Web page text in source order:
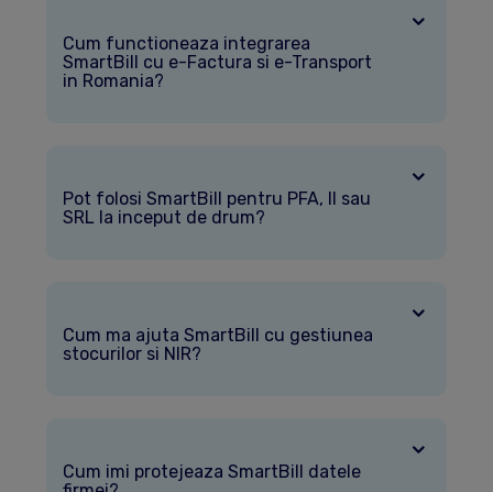
Cum functioneaza integrarea
SmartBill cu e-Factura si e-Transport
in Romania?
Pot folosi SmartBill pentru PFA, II sau
SRL la inceput de drum?
Cum ma ajuta SmartBill cu gestiunea
stocurilor si NIR?
Cum imi protejeaza SmartBill datele